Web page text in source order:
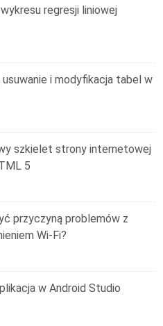
regresji liniowej
usuwanie i modyfikacja tabel w
szkielet strony internetowej
5
przyczyną problemów z
Wi-Fi?
w Android Studio